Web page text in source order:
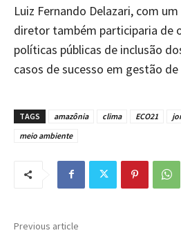
Luiz Fernando Delazari, com
diretor também participaria de
políticas públicas de inclusão
casos de sucesso em gestão
TAGS amazônia clima ECO21
meio ambiente
Previous article